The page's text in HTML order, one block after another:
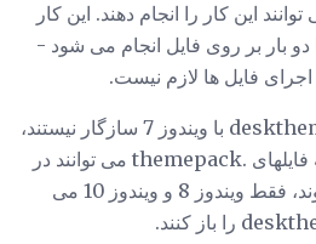
که در ویندوز 7 می توانند این کار را انجام دهند. این کار
دو بار بر روی فایل انجام می شود -
فایل ها لازم نیست.
فایل های جدیدتر .deskthemepack با ویندوز 7 سازگار نیستند،
به این معنی که در حالی که فایلهای .themepack می توانند در
هر سه نسخه ویندوز باز شوند، فقط ویندوز 8 و ویندوز 10 می